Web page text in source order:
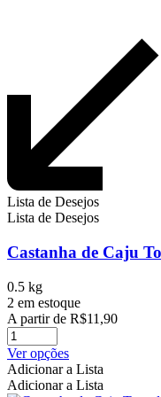
Lista de Desejos
Lista de Desejos
Castanha de Caju
0.5 kg
2 em estoque
A partir de R$11,90
Ver opçõesEste
produto
tem
Adicionar a Lista
Adicionar a Lista